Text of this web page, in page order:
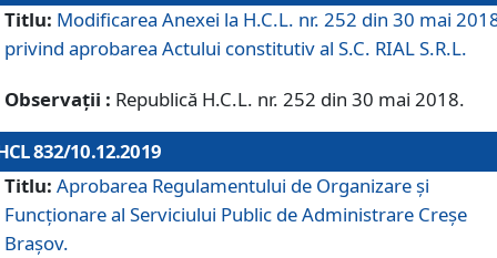
Titlu: Modificarea Anexei la H.C.L. nr. 252 din 30 mai
privind aprobarea Actului constitutiv al S.C. RIAL S.R.L.
Observații : Republică H.C.L. nr. 252 din 30 mai 2018.
832/10.12.2019
Titlu: Aprobarea Regulamentului de Organizare și
Funcționare al Serviciului Public de Administrare Creșe
Brașov.